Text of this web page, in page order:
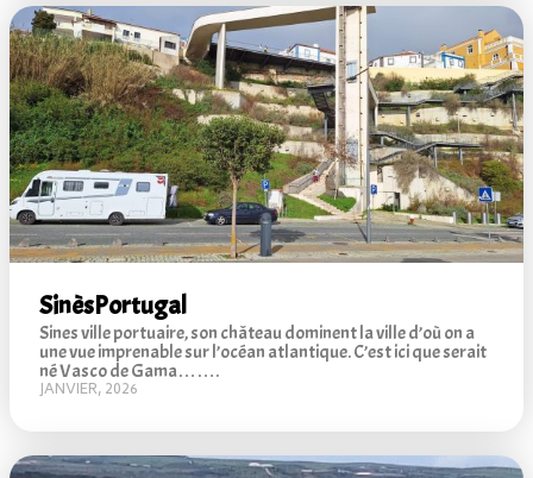
SinèsPortugal
Sines ville portuaire, son château dominent la ville d’où on a
une vue imprenable sur l’océan atlantique. C’est ici que serait
né Vasco de Gama…….
JANVIER, 2026